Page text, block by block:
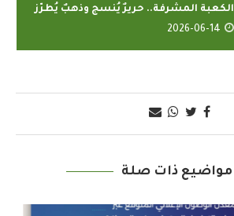
الكعبة المشرفة.. حريرٌ يُنسج وذهبٌ يُطرّز
2026-06-14
مواضيع ذات صلة